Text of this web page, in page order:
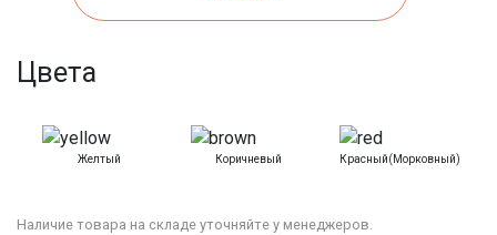
Цвета
Желтый Коричневый Красный(морковный)
Наличие товара на складе уточняйте у менеджеров.